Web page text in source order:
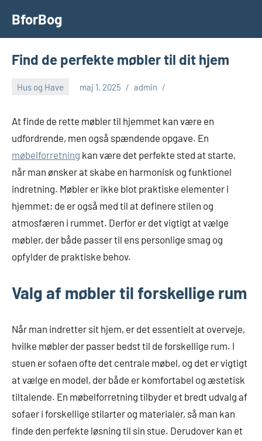
indhold
BforBog
Find de perfekte møbler til dit hjem
Hus og Have maj 1, 2025 admin
At finde de rette møbler til hjemmet kan være en
udfordrende, men også spændende opgave. En
møbelforretning kan være det perfekte sted at starte,
når man ønsker at skabe en harmonisk og funktionel
indretning. Møbler er ikke blot praktiske elementer i
hjemmet; de er også med til at definere stilen og
atmosfæren i rummet. Derfor er det vigtigt at vælge
møbler, der både passer til ens personlige smag og
opfylder de praktiske behov.
Valg af møbler til forskellige rum
Når man indretter sit hjem, er det essentielt at overveje,
hvilke møbler der passer bedst til de forskellige rum. I
stuen er sofaen ofte det centrale møbel, og det er vigtigt
at vælge en model, der både er komfortabel og æstetisk
tiltalende. En møbelforretning tilbyder et bredt udvalg af
sofaer i forskellige stilarter og materialer, så man kan
finde den perfekte løsning til sin stue. Derudover kan et